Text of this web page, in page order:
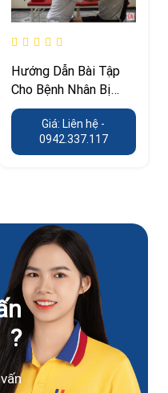
Hướng Dẫn Bài Tập
Cho Bệnh Nhân Bị
Parkinson
Giá: Liên hệ -
0942.337.117
?